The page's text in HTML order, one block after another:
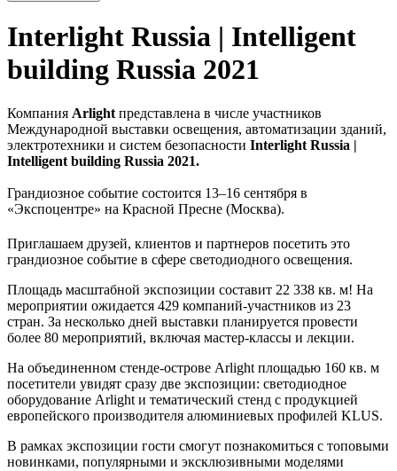
Interlight Russia | Intelligent
building Russia 2021
Компания Arlight представлена в числе участников
Международной выставки освещения, автоматизации зданий,
электротехники и систем безопасности Interlight Russia |
Intelligent building Russia 2021.
Грандиозное событие состоится 13–16 сентября в
«Экспоцентре» на Красной Пресне (Москва).
Приглашаем друзей, клиентов и партнеров посетить это
грандиозное событие в сфере светодиодного освещения.
Площадь масштабной экспозиции составит 22 338 кв. м! На
мероприятии ожидается 429 компаний-участников из 23
стран. За несколько дней выставки планируется провести
более 80 мероприятий, включая мастер-классы и лекции.
На объединенном стенде-острове Arlight площадью 160 кв. м
посетители увидят сразу две экспозиции: светодиодное
оборудование Arlight и тематический стенд с продукцией
европейского производителя алюминиевых профилей KLUS.
В рамках экспозиции гости смогут познакомиться с топовыми
новинками, популярными и эксклюзивными моделями